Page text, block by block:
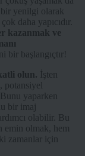
yenilgi olarak
daha yapıcıdır.
kazanmak ve
bir başlangıçtır!
olun. İşten
potansiyel
yaparken
bir imaj
olabilir. Bu
emin olmak, hem
zamanlar için